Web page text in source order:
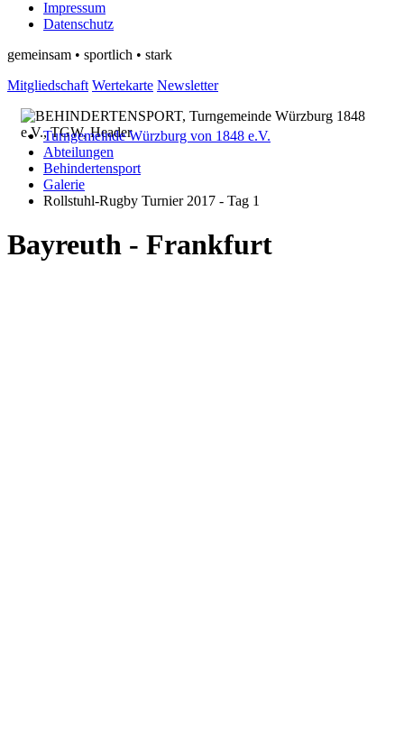
Impressum
Datenschutz
gemeinsam • sportlich • stark
Mitgliedschaft Wertekarte Newsletter
Turngemeinde Würzburg von 1848 e.V.
Abteilungen
Behindertensport
Galerie
Rollstuhl-Rugby Turnier 2017 - Tag 1
Bayreuth - Frankfurt